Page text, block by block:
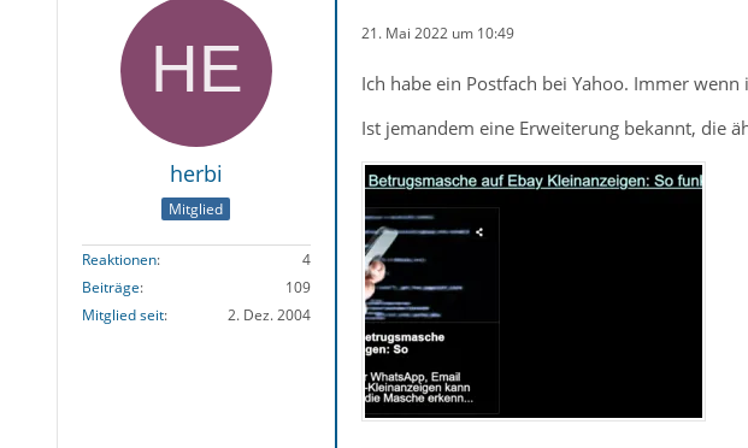
herbi
Mitglied
Reaktionen
4
Beiträge
109
Mitglied seit
2. Dez. 2004
21. Mai 2022 um 10:49
Ich habe ein Postfach bei Yahoo. Immer
Ist jemandem eine Erweiterung bekannt, die